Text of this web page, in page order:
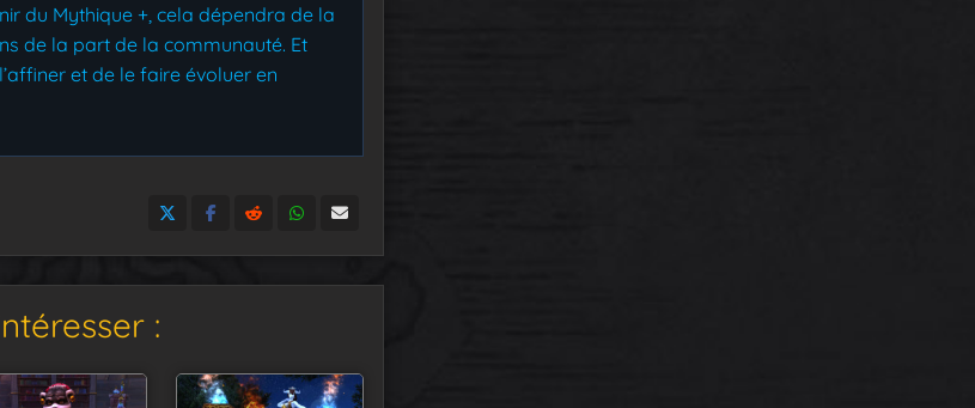
du Mythique +, cela dépendra de la
de la part de la communauté. Et
et de le faire évoluer en
: